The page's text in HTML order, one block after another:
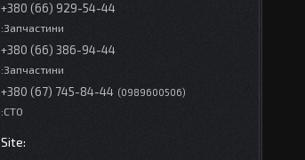
+380 (66) 929-54-44
:Запчастини
+380 (66) 386-94-44
:Запчастини
+380 (67) 745-84-44 0989600506
:СТО